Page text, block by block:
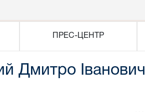
ПРЕС-ЦЕНТР
Дмитро Іванович